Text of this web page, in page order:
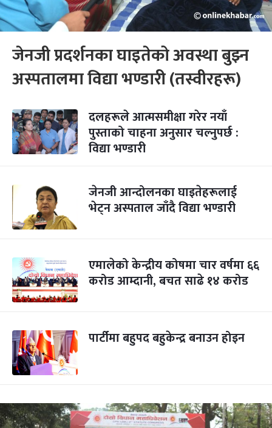
जेनजी प्रदर्शनका घाइतेको अवस्था बुझ्न
अस्पतालमा विद्या भण्डारी (तस्वीरहरू)
दलहरूले आत्मसमीक्षा गरेर नयाँ
पुस्ताको चाहना अनुसार चल्नुपर्छ :
विद्या भण्डारी
जेनजी आन्दोलनका घाइतेहरूलाई
भेट्न अस्पताल जाँदै विद्या भण्डारी
एमालेको केन्द्रीय कोषमा चार वर्षमा ६६
करोड आम्दानी, बचत साढे १४ करोड
पार्टीमा बहुपद बहुकेन्द्र बनाउन होइन